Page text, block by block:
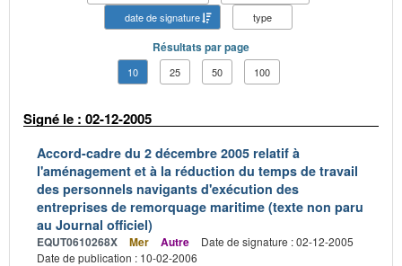
date de signature
type
Résultats par page
10 25 50 100
Signé le : 02-12-2005
Accord-cadre du 2 décembre 2005 relatif à
l'aménagement et à la réduction du temps de travail
des personnels navigants d'exécution des
entreprises de remorquage maritime (texte non paru
au Journal officiel)
EQUT0610268X Mer Autre
Date de signature : 02-12-2005
Date de publication : 10-02-2006